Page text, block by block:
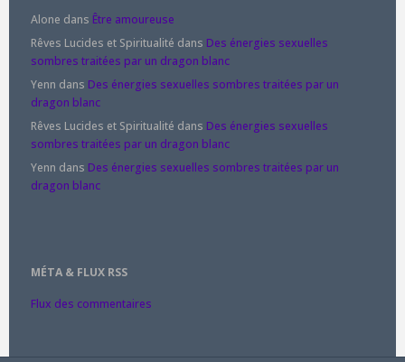
Alone dans Être amoureuse
Rêves Lucides et Spiritualité dans Des énergies sexuelles
sombres traitées par un dragon blanc
Yenn dans Des énergies sexuelles sombres traitées par un
dragon blanc
Rêves Lucides et Spiritualité dans Des énergies sexuelles
sombres traitées par un dragon blanc
Yenn dans Des énergies sexuelles sombres traitées par un
dragon blanc
MÉTA & FLUX RSS
Flux des commentaires